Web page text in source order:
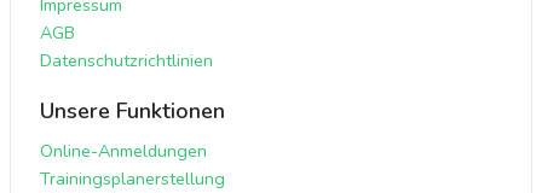
Impressum
AGB
Datenschutzrichtlinien
Unsere Funktionen
Online-Anmeldungen
Trainingsplanerstellung